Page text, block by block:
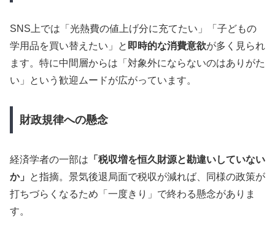
SNS上では「光熱費の値上げ分に充てたい」「子どもの
学用品を買い替えたい」と 即時的な消費意欲が多く見られ
ます。特に中間層からは「対象外にならないのはありがた
い」という歓迎ムードが広がっています。
財政規律への懸念
経済学者の一部は 「税収増を恒久財源と勘違いしていない
か」
と指摘。景気後退局面で税収が減れば、同様の政策が
打ちづらくなるため「一度きり」で終わる懸念がありま
す。